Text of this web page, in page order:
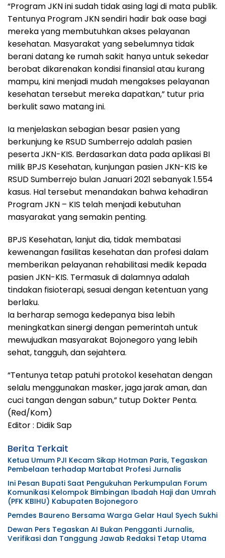
“Program JKN ini sudah tidak asing lagi di mata publik.
Tentunya Program JKN sendiri hadir bak oase bagi
mereka yang membutuhkan akses pelayanan
kesehatan. Masyarakat yang sebelumnya tidak
berani datang ke rumah sakit hanya untuk sekedar
berobat dikarenakan kondisi finansial atau kurang
mampu, kini menjadi mudah mengakses pelayanan
kesehatan tersebut mereka dapatkan,” tutur pria
berkulit sawo matang ini.
Ia menjelaskan sebagian besar pasien yang
berkunjung ke RSUD Sumberrejo adalah pasien
peserta JKN-KIS. Berdasarkan data pada aplikasi BI
milik BPJS Kesehatan, kunjungan pasien JKN-KIS ke
RSUD Sumberrejo bulan Januari 2021 sebanyak 1.554
kasus. Hal tersebut menandakan bahwa kehadiran
Program JKN – KIS telah menjadi kebutuhan
masyarakat yang semakin penting.
BPJS Kesehatan, lanjut dia, tidak membatasi
kewenangan fasilitas kesehatan dan profesi dalam
memberikan pelayanan rehabilitasi medik kepada
pasien JKN-KIS. Termasuk di dalamnya adalah
tindakan fisioterapi, sesuai dengan ketentuan yang
berlaku.
Ia berharap semoga kedepanya bisa lebih
meningkatkan sinergi dengan pemerintah untuk
mewujudkan masyarakat Bojonegoro yang lebih
sehat, tangguh, dan sejahtera.
“Tentunya tetap patuhi protokol kesehatan dengan
selalu menggunakan masker, jaga jarak aman, dan
cuci tangan dengan sabun,” tutup Dokter Penta.
(Red/Kom)
Editor : Didik Sap
Berita Terkait
Ketua Umum PJI Kecam Sikap Hotman Paris, Tegaskan
Pembelaan terhadap Martabat Profesi Jurnalis
Ini Pesan Bupati Saat Pengukuhan Perkumpulan Forum
Komunikasi Kelompok Bimbingan Ibadah Haji dan Umrah
(PFK KBIHU) Kabupaten Bojonegoro
Pemdes Baureno Bersama Warga Gelar Haul Syech Sukhi
Dewan Pers Tegaskan AI Bukan Pengganti Jurnalis,
Verifikasi dan Tanggung Jawab Redaksi Tetap Utama